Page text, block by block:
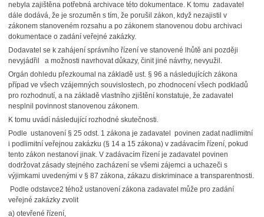
nebyla zajištěna potřebná archivace této dokumentace. K tomu zadavatel
dále dodává, že je srozuměn s tím, že porušil zákon, když nezajistil v
zákonem stanoveném rozsahu a po zákonem stanovenou dobu archivaci
dokumentace o zadání veřejné zakázky.
Dodavatel se k zahájení správního řízení ve stanovené lhůtě ani později
nevyjádřil a možnosti navrhovat důkazy, činit jiné návrhy, nevyužil.
Orgán dohledu přezkoumal na základě ust. § 96 a následujících zákona
případ ve všech vzájemných souvislostech, po zhodnocení všech podkladů
pro rozhodnutí, a na základě vlastního zjištění konstatuje, že zadavatel
nesplnil povinnost stanovenou zákonem.
K tomu uvádí následující rozhodné skutečnosti.
Podle ustanovení § 25 odst. 1 zákona je zadavatel povinen zadat nadlimitní
i podlimitní veřejnou zakázku (§ 14 a 15 zákona) v zadávacím řízení, pokud
tento zákon nestanoví jinak. V zadávacím řízení je zadavatel povinen
dodržovat zásady stejného zacházení se všemi zájemci a uchazeči s
výjimkami uvedenými v § 87 zákona, zákazu diskriminace a transparentnosti.
Podle odstavce2 téhož ustanovení zákona zadavatel může pro zadání
veřejné zakázky zvolit
a) otevřené řízení,